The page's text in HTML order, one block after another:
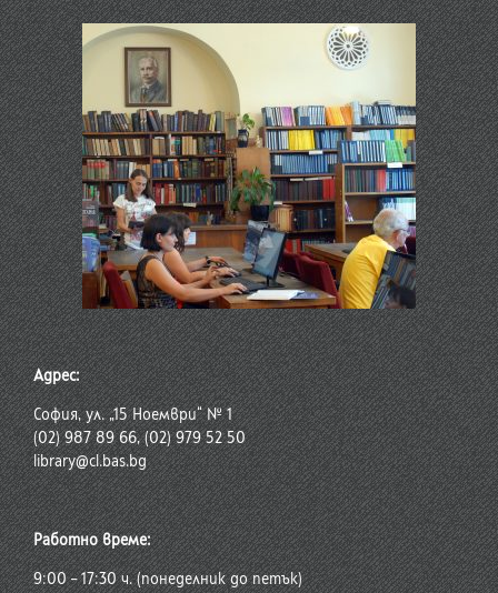
Адрес:
София, ул. „15 Ноември“ № 1
(02) 987 89 66, (02) 979 52 50
library@cl.bas.bg
Работно време:
9:00 – 17:30 ч. (понеделник до петък)